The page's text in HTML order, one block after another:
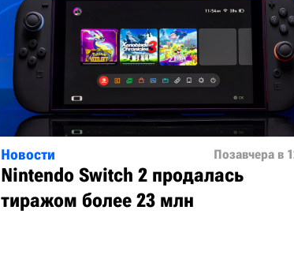
Новости Позавчера в
Nintendo Switch 2 продалась
тиражом более 23 млн